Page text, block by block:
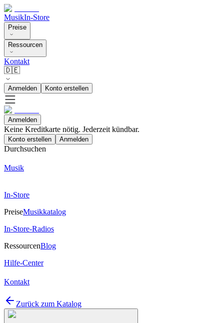
MusikIn-Store
Preise
Ressourcen
Kontakt
🇩🇪
Anmelden Konto erstellen
Anmelden
Keine Kreditkarte nötig. Jederzeit kündbar.
Konto erstellen Anmelden
Durchsuchen
Musik
In-Store
PreiseMusikkatalog
In-Store-Radios
RessourcenBlog
Hilfe-Center
Kontakt
Zurück zum Katalog